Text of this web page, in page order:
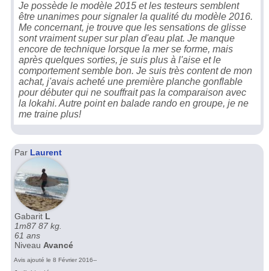
Je possède le modèle 2015 et les testeurs semblent
être unanimes pour signaler la qualité du modèle 2016.
Me concernant, je trouve que les sensations de glisse
sont vraiment super sur plan d'eau plat. Je manque
encore de technique lorsque la mer se forme, mais
après quelques sorties, je suis plus à l'aise et le
comportement semble bon. Je suis très content de mon
achat, j'avais acheté une première planche gonflable
pour débuter qui ne souffrait pas la comparaison avec
la lokahi. Autre point en balade rando en groupe, je ne
me traine plus!
Par Laurent
Gabarit L
1m87 87 kg.
61 ans
Niveau Avancé
Avis ajouté le 8 Février 2016--